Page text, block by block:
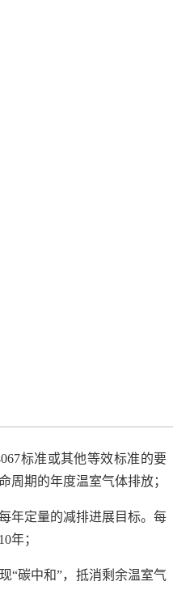
标准或其他等效标准的要
周期的年度温室气体排放；
年定量的减排进展目标。每
年；
“碳中和”，抵消剩余温室气